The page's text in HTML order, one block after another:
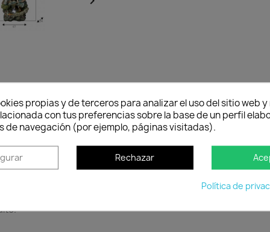
especialmente resina de poliéster, que al calentarse se
endurece formando así un material muy duradero, ligero y
con la combinación de tonos grises y lacados
los que conseguir espacios con personalidad propia.
propias y de terceros para analizar el uso del sitio web
con tus preferencias sobre la base de un perfil
de navegación (por ejemplo, páginas visitadas).
Rechazar
Política de